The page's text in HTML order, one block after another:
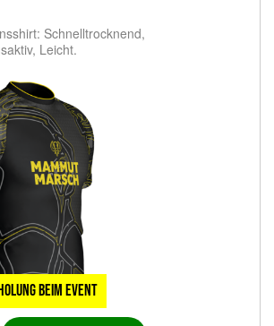
Schnelltrocknend,
Leicht.
beim Event